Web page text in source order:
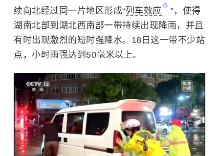
续向北经过同一片地区形成“列车效应
”，使得
湖南北部到湖北西南部一带持续出现降雨，并且
有时出现激烈的短时强降水。18日这一带不少站
点，小时雨强达到50毫米以上。